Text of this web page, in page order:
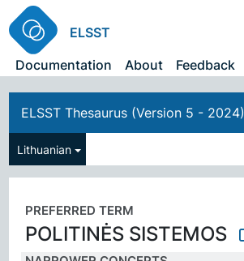
ELSST
Documentation
About Feedback
ELSST Thesaurus (Version 5 - 2024)
Lithuanian
PREFERRED TERM
POLITINĖS SISTEMOS